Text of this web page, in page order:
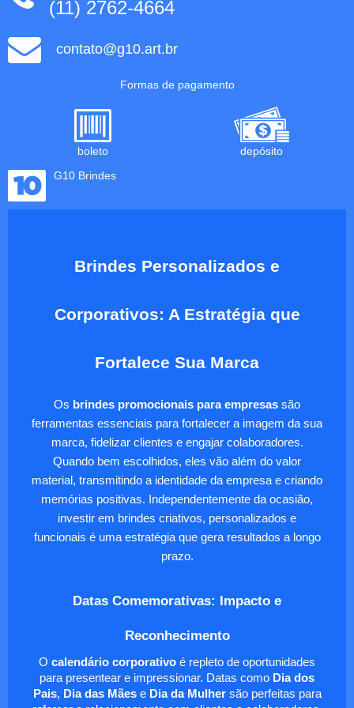
(11) 2762-4664
contato@g10.art.br
Formas de pagamento
boleto
depósito
G10 Brindes
Brindes Personalizados e
Corporativos: A Estratégia que
Fortalece Sua Marca
Os brindes promocionais para empresas são
ferramentas essenciais para fortalecer a imagem da sua
marca, fidelizar clientes e engajar colaboradores.
Quando bem escolhidos, eles vão além do valor
material, transmitindo a identidade da empresa e criando
memórias positivas. Independentemente da ocasião,
investir em brindes criativos, personalizados e
funcionais é uma estratégia que gera resultados a longo
prazo.
Datas Comemorativas: Impacto e
Reconhecimento
O calendário corporativo é repleto de oportunidades
para presentear e impressionar. Datas como Dia dos
Pais, Dia das Mãese Dia da Mulhersão perfeitas para